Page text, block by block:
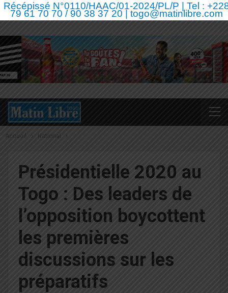
Récépissé N°0110/HAAC/01-2024/PL/P | Tel :
79 61 70 70 / 90 38 37 20 | togo@matinlibre.com
Accueil National
Présidentielle 2020 au
Togo : Des leaders de
l’opposition boycottent
les premières
discussions sur les
préparatifs